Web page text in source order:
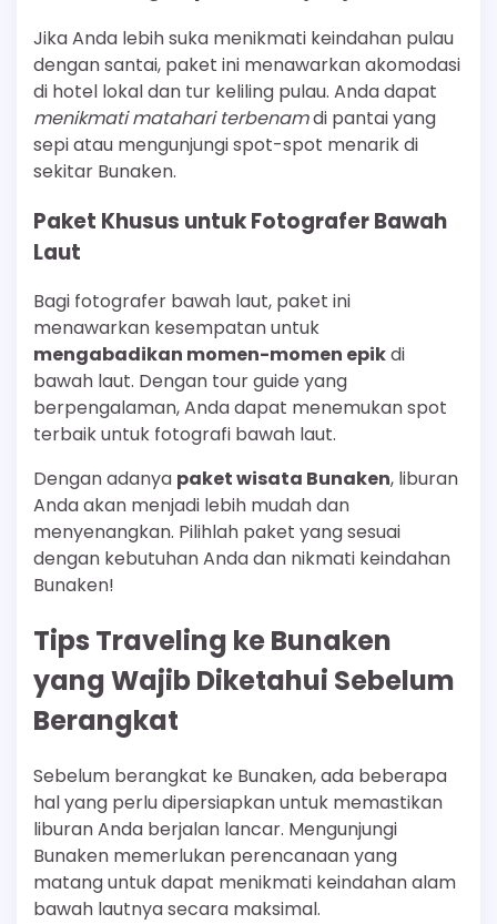
Jika Anda lebih suka menikmati keindahan pulau
dengan santai, paket ini menawarkan akomodasi
di hotel lokal dan tur keliling pulau. Anda dapat
menikmati matahari terbenamdi pantai yang
sepi atau mengunjungi spot-spot menarik di
sekitar Bunaken.
Paket Khusus untuk Fotografer Bawah
Laut
Bagi fotografer bawah laut, paket ini
menawarkan kesempatan untuk
mengabadikan momen-momen epikdi
bawah laut. Dengan tour guide yang
berpengalaman, Anda dapat menemukan spot
terbaik untuk fotografi bawah laut.
Dengan adanya paket wisata Bunaken, liburan
Anda akan menjadi lebih mudah dan
menyenangkan. Pilihlah paket yang sesuai
dengan kebutuhan Anda dan nikmati keindahan
Bunaken!
Tips Traveling ke Bunaken
yang Wajib Diketahui Sebelum
Berangkat
Sebelum berangkat ke Bunaken, ada beberapa
hal yang perlu dipersiapkan untuk memastikan
liburan Anda berjalan lancar. Mengunjungi
Bunaken memerlukan perencanaan yang
matang untuk dapat menikmati keindahan alam
bawah lautnya secara maksimal.